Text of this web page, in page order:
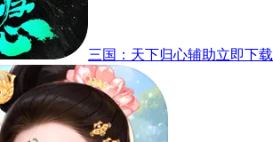
三国：天下归心辅助立即下载